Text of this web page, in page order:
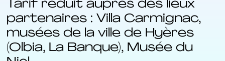
Tarif réduit auprès des lieux
partenaires : Villa Carmignac,
musées de la ville de Hyères
(Olbia, La Banque), Musée du